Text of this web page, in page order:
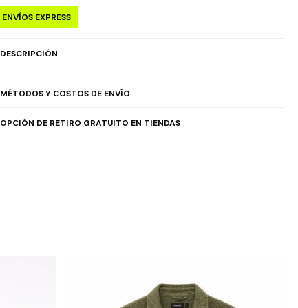
ENVÍOS EXPRESS
DESCRIPCIÓN
MÉTODOS Y COSTOS DE ENVÍO
OPCIÓN DE RETIRO GRATUITO EN TIENDAS